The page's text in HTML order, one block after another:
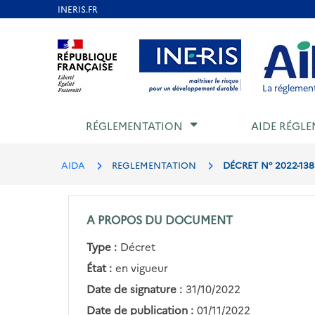
Aller au contenu Aller au menu Aller au
La
RÉGLEMENTATION AIDE
AIDA REGLEMENTATION DÉCRET N° 2022-
A PROPOS DU DOCUMENT
Type : Décret
État : en vigueur
Date de signature : 31/10/2022
Date de publication : 01/11/2022